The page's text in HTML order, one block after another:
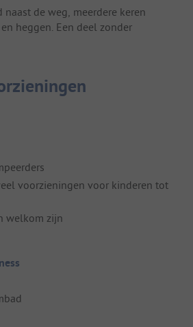
de weg, meerdere keren
heggen. Een deel zonder
voorzieningen voor kinderen tot
welkom zijn